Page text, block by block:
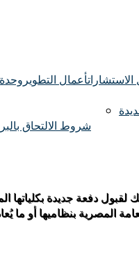
أعمال التطوير
شروط الالتحاق
لقبول دفعة جديدة